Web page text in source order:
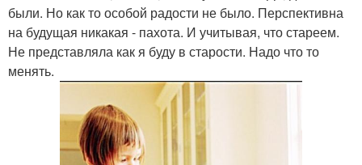
были. Но как то особой радости не было. Перспективна
на будущая никакая - пахота. И учитывая, что стареем.
Не представляла как я буду в старости. Надо что то
менять.